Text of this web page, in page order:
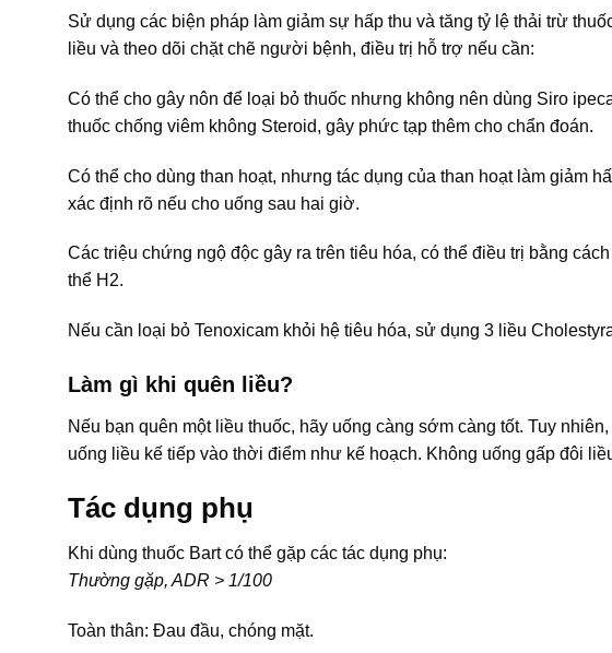
Sử dụng các biện pháp làm giảm sự hấp thu và tăng tỷ lệ thải trừ
liều và theo dõi chặt chẽ người bệnh, điều trị hỗ trợ nếu cần:
Có thể cho gây nôn để loại bỏ thuốc nhưng không nên dùng Siro
thuốc chống viêm không Steroid, gây phức tạp thêm cho chẩn đoán.
Có thể cho dùng than hoạt, nhưng tác dụng của than hoạt làm giảm
xác định rõ nếu cho uống sau hai giờ.
Các triệu chứng ngộ độc gây ra trên tiêu hóa, có thể điều trị bằng
thể H2.
Nếu cần loại bỏ Tenoxicam khỏi hệ tiêu hóa, sử dụng 3 liều
Làm gì khi quên liều?
Nếu bạn quên một liều thuốc, hãy uống càng sớm càng tốt. Tuy
uống liều kế tiếp vào thời điểm như kế hoạch. Không uống gấp đôi
Tác dụng phụ
Khi dùng thuốc Bart có thể gặp các tác dụng phụ:
Thường gặp, ADR > 1/100
Toàn thân: Đau đầu, chóng mặt.